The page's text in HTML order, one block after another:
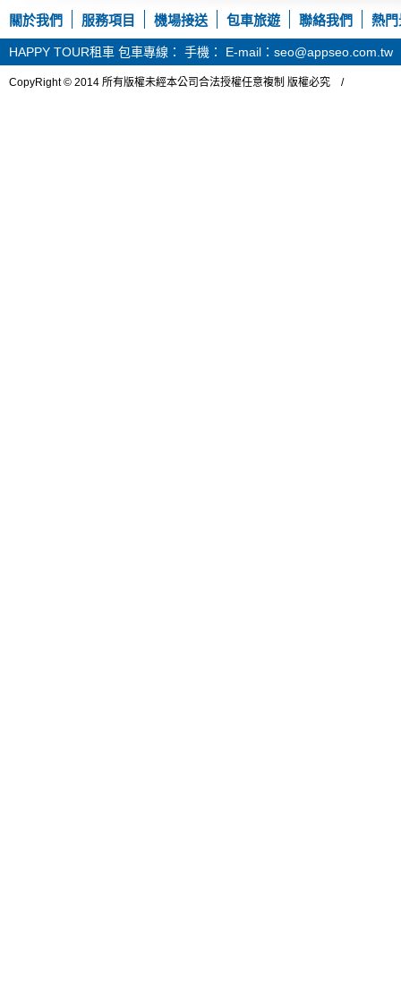
關於我們 服務項目 機場接送 包車旅遊 聯絡我們 熱
HAPPY TOUR租車 包車專線： 手機： E-mail：seo@appseo.com.tw
CopyRight © 2014 所有版權未經本公司合法授權任意複制 版權必究 /